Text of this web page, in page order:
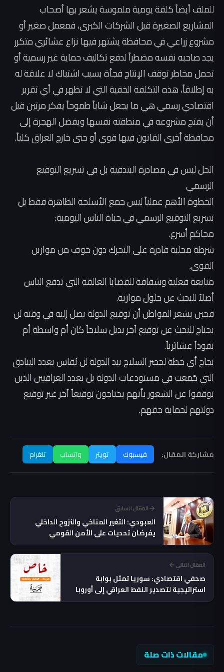
‏للملف أيضاً كلفة يومية ملموسة يشعر بها أصحاب
المشاريع الصغيرة قبل الشركات الكبرى، فمعمل صغير أو
مشروع زراعي في محافظة يشتهر فيها نزاع عشائري متكرر
يجد صاحبه نفسه مضطراً لدفع تكاليف حماية غير رسمية أو
تحمل مخاطر توقف الإنتاج فجأة بسبب اشتباك لا علاقة له
به إطلاقاً، هذه التكلفة الخفية التي لا تظهر في أي تقرير
اقتصادي رسمي هي ما يجعل شاباً طموحاً يفكر مرتين قبل
أن يفتح مشروعه في منطقته نفسها ويفضل الهجرة إلى
محافظة أخرى القانون فيها قوي أو حتى خارج العراق كلياً.
‏الحل ليس في مصادرة البندقية بل في تسريع التوقيع
الرسمي
‏الخطوة الأهم عملياً ليس جمع الأسلحة الظاهرة فقط بل
تسريع التوقيع الرسمي في حياة الناس اليومية:
‏محاكم أسرع.
‏شرطة محلية قادرة على التحرك دون خوف من موازين
القوى.
‏متابعة فعلية وشفافة للقضايا العالقة التي تدفع الناس
أصلاً للبحث عن حلول موازية.
‏فحين يشعر المواطن أن توقيع الدولة يصل إليه في وقته لن
يحتاج للبحث عن توقيع آخر بديل سلاحاً كان أم واسطة أم
نفوذاً عشائرياً.
‏نجاح أي خطة لحصر السلاح بيد الدولة لن يُقاس بعدد البنادق
التي جُمعت في مستودعات الدولة بل بعدد العراقيين الذين
توقفوا عن الشعور بأنهم يحتاجون توقيعاً آخر غير توقيع
دولتهم لحماية حقهم.
مشاركة المقال: فيسبوك تويتر واتساب تلغرام
المقال السابق
العبودي: التغير المناخي والنزوح الداخلي
يفرضان تحديات على الأمن القومي
المقال التالي
صحفي اقتصادي: سوريا تمثل بوابة
استراتيجية لتصدير النفط العراقي إلى أوروبا
بعيداً عن مضيق هرمز
مقالات ذات صلة